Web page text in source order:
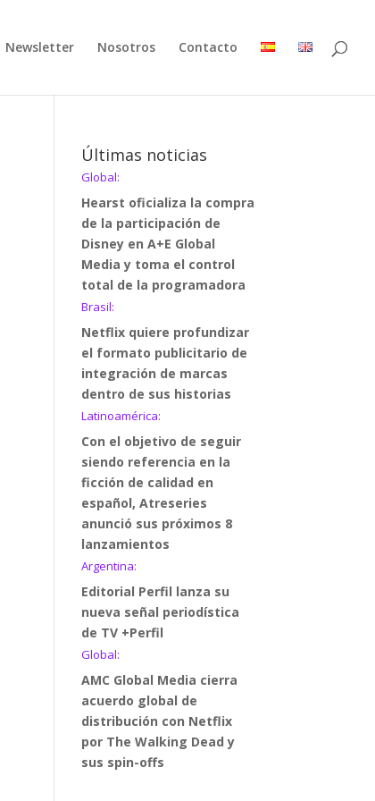
Newsletter Nosotros Contacto
Últimas noticias
Global:
Hearst oficializa la compra
de la participación de
Disney en A+E Global
Media y toma el control
total de la programadora
Brasil:
Netflix quiere profundizar
el formato publicitario de
integración de marcas
dentro de sus historias
Latinoamérica:
Con el objetivo de seguir
siendo referencia en la
ficción de calidad en
español, Atreseries
anunció sus próximos 8
lanzamientos
Argentina:
Editorial Perfil lanza su
nueva señal periodística
de TV +Perfil
Global:
AMC Global Media cierra
acuerdo global de
distribución con Netflix
por The Walking Dead y
sus spin-offs